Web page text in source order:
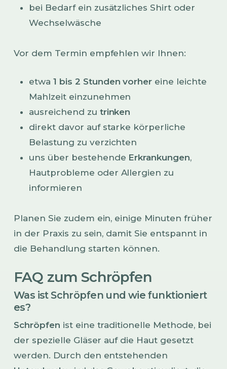
bei Bedarf ein zusätzliches Shirt oder
Wechselwäsche
Vor dem Termin empfehlen wir Ihnen:
etwa 1 bis 2 Stunden vorher eine leichte
Mahlzeit einzunehmen
ausreichend zu trinken
direkt davor auf starke körperliche
Belastung zu verzichten
uns über bestehende Erkrankungen,
Hautprobleme oder Allergien zu
informieren
Planen Sie zudem ein, einige Minuten früher
in der Praxis zu sein, damit Sie entspannt in
die Behandlung starten können.
FAQ zum Schröpfen
Was ist Schröpfen und wie funktioniert
es?
Schröpfen ist eine traditionelle Methode, bei
der spezielle Gläser auf die Haut gesetzt
werden. Durch den entstehenden